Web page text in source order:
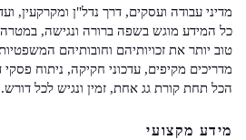
מדיני עבודה ועסקים, דרך נדל"ן ומקרקעין,
כל המידע מוגש בשפה ברורה ונגישה, במטרה
טוב יותר את זכויותיהם וחובותיהם
מדריכים מקיפים, עדכוני חקיקה, ניתוח
הכל תחת קורת גג אחת, זמין ונגיש לכל דורש.
מידע מקצועי